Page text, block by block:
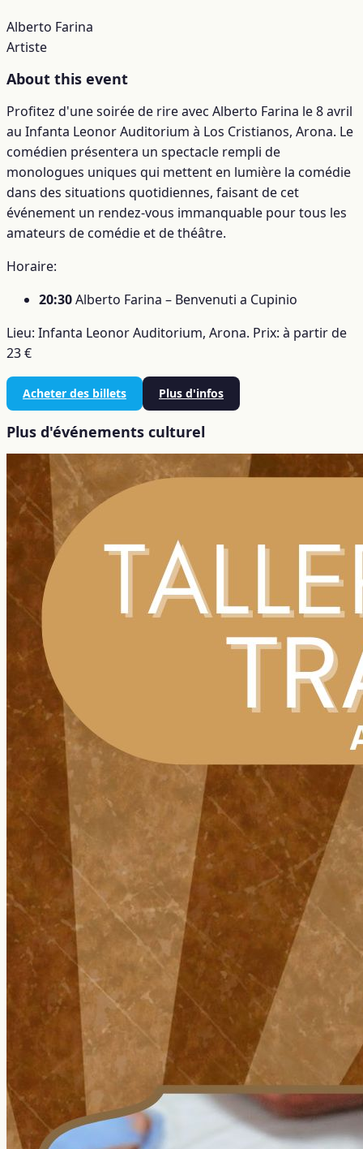
Alberto Farina
Artiste
About this event
Profitez d'une soirée de rire avec Alberto Farina le 8 avril
au Infanta Leonor Auditorium à Los Cristianos, Arona. Le
comédien présentera un spectacle rempli de
monologues uniques qui mettent en lumière la comédie
dans des situations quotidiennes, faisant de cet
événement un rendez-vous immanquable pour tous les
amateurs de comédie et de théâtre.
Horaire:
20:30Alberto Farina – Benvenuti a Cupinio
Lieu: Infanta Leonor Auditorium, Arona. Prix: à partir de
23 €
Acheter des billets Plus d'infos
Plus d'événements culturel